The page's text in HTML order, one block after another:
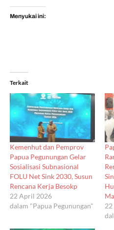
Menyukai ini:
Terkait
Kemenhut dan Pemprov
Papua Pegunungan Gelar
Sosialisasi Subnasional
FOLU Net Sink 2030, Susun
Rencana Kerja Besokp
22 April 2026
dalam "Papua Pegunungan"